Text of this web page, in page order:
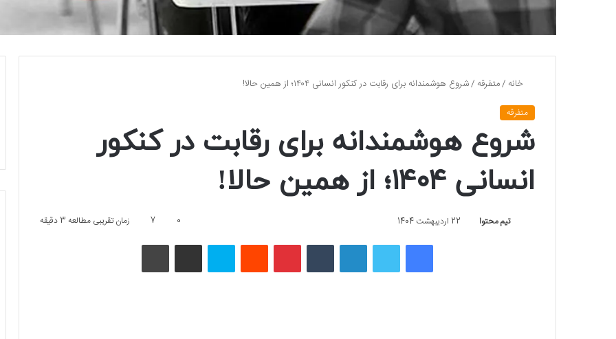
خانه /متفرقه /شروع هوشمندانه برای رقابت در کنکور انسانی ۱۴۰۴؛ از همین حالا!
متفرقه
شروع هوشمندانه برای رقابت در کنکور
انسانی ۱۴۰۴؛ از همین حالا!
تیم محتوا 22 اردیبهشت 1404 0
7 زمان تقریبی مطالعه 3 دقیقه
فیسبوک لینکداین پینتریست اسکایپ